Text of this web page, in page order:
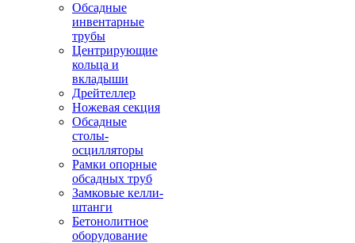
Обсадные
инвентарные
трубы
Центрирующие
кольца и
вкладыши
Дрейтеллер
Ножевая секция
Обсадные
столы-
осцилляторы
Рамки опорные
обсадных труб
Замковые келли-
штанги
Бетонолитное
оборудование